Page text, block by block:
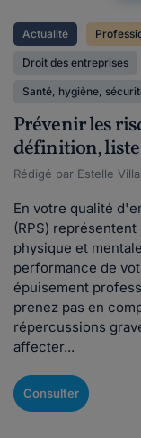
Actualité
Droit des entreprises
Santé, hygiène,
Prévenir les
définition,
Rédigé par Estelle
En votre qualité
(RPS)
physique et
performance de
épuisement
prenez pas en
répercussions
affecter...
Consulter